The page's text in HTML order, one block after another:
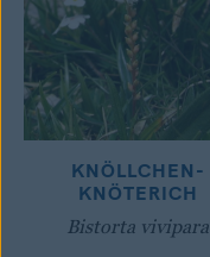
KNÖLLCHEN-
KNÖTERICH
Bistorta vivipara